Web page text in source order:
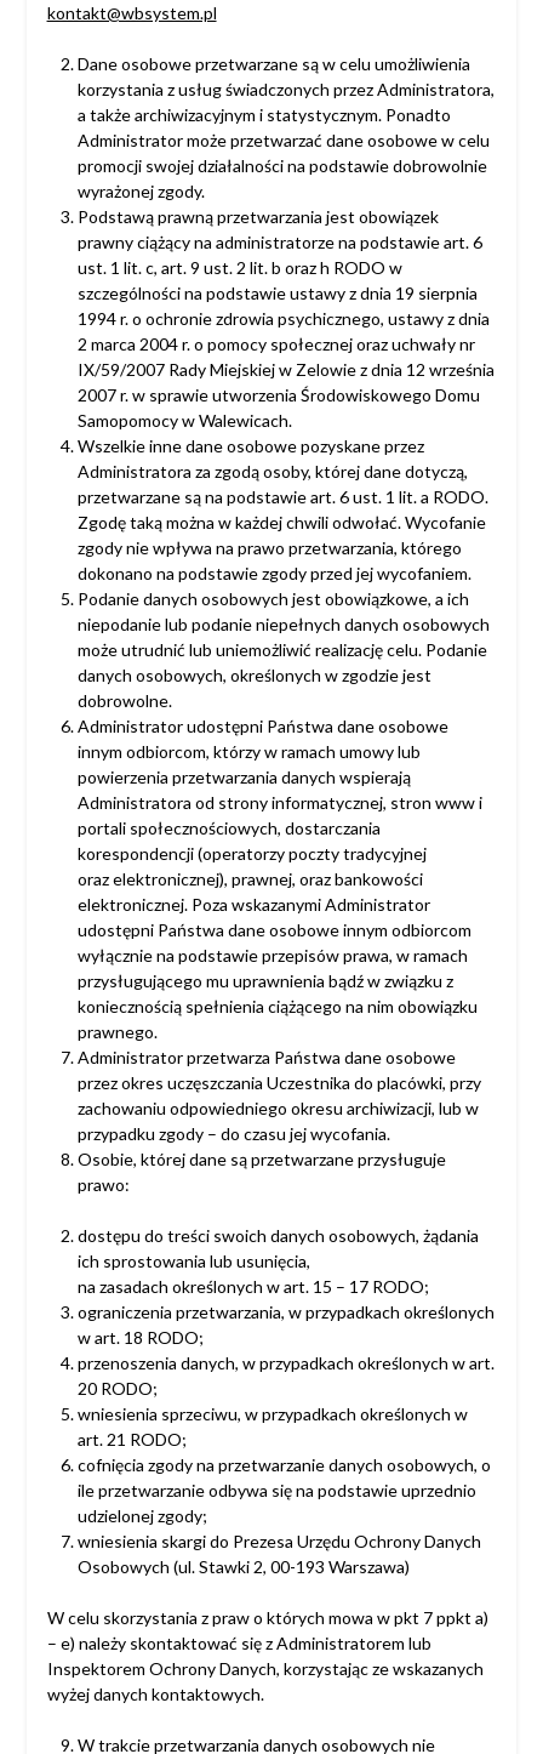
kontakt@wbsystem.pl
Dane osobowe przetwarzane są w celu umożliwienia
korzystania z usług świadczonych przez Administratora,
a także archiwizacyjnym i statystycznym. Ponadto
Administrator może przetwarzać dane osobowe w celu
promocji swojej działalności na podstawie dobrowolnie
wyrażonej zgody.
Podstawą prawną przetwarzania jest obowiązek
prawny ciążący na administratorze na podstawie art. 6
ust. 1 lit. c, art. 9 ust. 2 lit. b oraz h RODO w
szczególności na podstawie ustawy z dnia 19 sierpnia
1994 r. o ochronie zdrowia psychicznego, ustawy z dnia
2 marca 2004 r. o pomocy społecznej oraz uchwały nr
IX/59/2007 Rady Miejskiej w Zelowie z dnia 12 września
2007 r. w sprawie utworzenia Środowiskowego Domu
Samopomocy w Walewicach.
Wszelkie inne dane osobowe pozyskane przez
Administratora za zgodą osoby, której dane dotyczą,
przetwarzane są na podstawie art. 6 ust. 1 lit. a RODO.
Zgodę taką można w każdej chwili odwołać. Wycofanie
zgody nie wpływa na prawo przetwarzania, którego
dokonano na podstawie zgody przed jej wycofaniem.
Podanie danych osobowych jest obowiązkowe, a ich
niepodanie lub podanie niepełnych danych osobowych
może utrudnić lub uniemożliwić realizację celu. Podanie
danych osobowych, określonych w zgodzie jest
dobrowolne.
Administrator udostępni Państwa dane osobowe
innym odbiorcom, którzy w ramach umowy lub
powierzenia przetwarzania danych wspierają
Administratora od strony informatycznej, stron www i
portali społecznościowych, dostarczania
korespondencji (operatorzy poczty tradycyjnej
oraz elektronicznej), prawnej, oraz bankowości
elektronicznej. Poza wskazanymi Administrator
udostępni Państwa dane osobowe innym odbiorcom
wyłącznie na podstawie przepisów prawa, w ramach
przysługującego mu uprawnienia bądź w związku z
koniecznością spełnienia ciążącego na nim obowiązku
prawnego.
Administrator przetwarza Państwa dane osobowe
przez okres uczęszczania Uczestnika do placówki, przy
zachowaniu odpowiedniego okresu archiwizacji, lub w
przypadku zgody – do czasu jej wycofania.
Osobie, której dane są przetwarzane przysługuje
prawo:
dostępu do treści swoich danych osobowych, żądania
ich sprostowania lub usunięcia,
na zasadach określonych w art. 15 – 17 RODO;
ograniczenia przetwarzania, w przypadkach określonych
w art. 18 RODO;
przenoszenia danych, w przypadkach określonych w art.
20 RODO;
wniesienia sprzeciwu, w przypadkach określonych w
art. 21 RODO;
cofnięcia zgody na przetwarzanie danych osobowych, o
ile przetwarzanie odbywa się na podstawie uprzednio
udzielonej zgody;
wniesienia skargi do Prezesa Urzędu Ochrony Danych
Osobowych (ul. Stawki 2, 00-193 Warszawa)
W celu skorzystania z praw o których mowa w pkt 7 ppkt a)
– e) należy skontaktować się z Administratorem lub
Inspektorem Ochrony Danych, korzystając ze wskazanych
wyżej danych kontaktowych.
W trakcie przetwarzania danych osobowych nie